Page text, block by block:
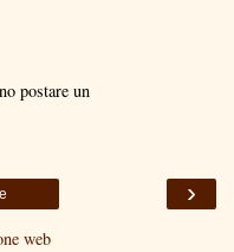
postare un
›
web